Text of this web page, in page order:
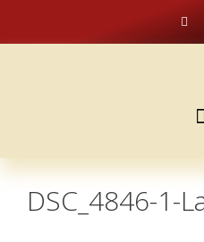
DSC_4846-1-